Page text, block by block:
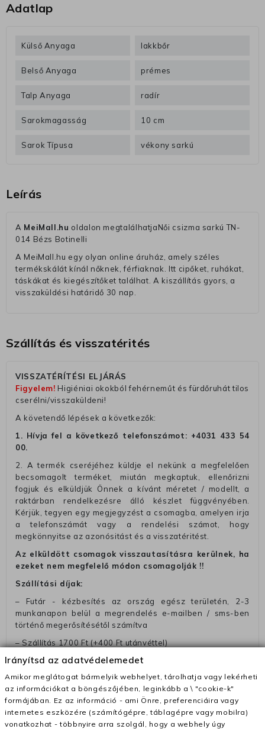
Adatlap
Külső Anyaga lakkbőr
Belső Anyaga prémes
Talp Anyaga radír
Sarokmagasság 10 cm
Sarok Típusa vékony sarkú
Leírás
A MeiMall.hu oldalon megtalálhatjaNői csizma sarkú TN-
014 Bézs Botinelli
A MeiMall.hu egy olyan online áruház, amely széles
termékskálát kínál nőknek, férfiaknak. Itt cipőket, ruhákat,
táskákat és kiegészítőket találhat. A kiszállítás gyors, a
visszaküldési határidő 30 nap.
Szállítás és visszatérités
VISSZATÉRÍTÉSI ELJÁRÁS
Figyelem! Higiéniai okokból fehérneműt és fürdőruhát tilos
cserélni/visszaküldeni!
A követendő lépések a következők:
1. Hívja fel a következő telefonszámot: +4031 433 54
00.
2. A termék cseréjéhez küldje el nekünk a megfelelően
becsomagolt terméket, miután megkaptuk, ellenőrizni
fogjuk és elküldjük Önnek a kívánt méretet / modellt, a
raktárban rendelkezésre álló készlet függvényében.
Kérjük, tegyen egy megjegyzést a csomagba, amelyen irja
a telefonszámát vagy a rendelési számot, hogy
megkönnyitse az azonósitást és a visszatéritést.
Az elküldött csomagok visszautasításra kerülnek, ha
ezeket nem megfelelő módon csomagolják !!
Szállítási díjak:
– Futár - kézbesítés az ország egész területén, 2-3
munkanapon belül a megrendelés e-mailben / sms-ben
történő megerősítésétől számítva
– Szállítás 1700 Ft (+400 Ft utánvéttel)
– Ingyenes szállítás 31600 Ft feletti megrendeléseknél
(+400 Ft utánvétte)
– A kapott termék cseréjéért 3780 Ft szállítási díjat
számolunk fel (oda -vissza út)
Pénzvisszatérítés:
Irányítsd az adatvédelemedet
Amikor meglátogat bármelyik webhelyet, tárolhatja vagy lekérheti
az információkat a böngészőjében, leginkább a \ "cookie-k"
formájában. Ez az információ - ami Önre, preferenciáira vagy
internetes eszközére (számítógépre, táblagépre vagy mobilra)
vonatkozhat - többnyire arra szolgál, hogy a webhely úgy